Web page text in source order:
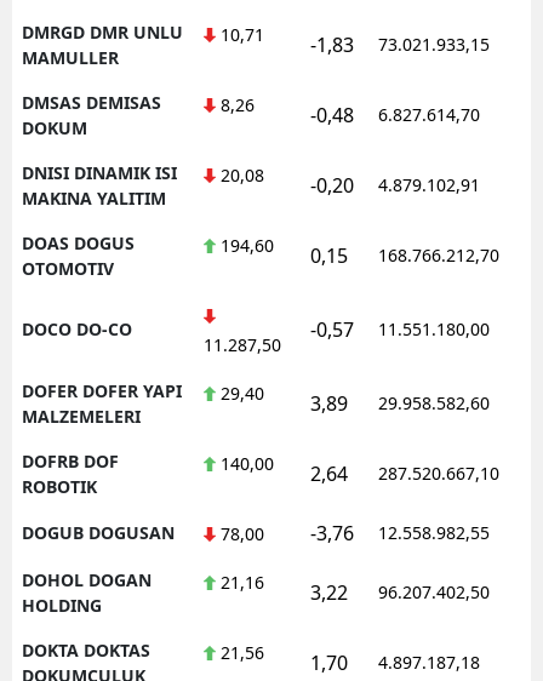
DMRGD DMR UNLU
MAMULLER
10,71 -1,83 73.021.933,15
DMSAS DEMISAS
DOKUM
8,26 -0,48 6.827.614,70
DNISI DINAMIK ISI
MAKINA YALITIM
20,08 -0,20 4.879.102,91
DOAS DOGUS
OTOMOTIV
194,60 0,15 168.766.212,70
DOCO DO-CO
11.287,50
-0,57 11.551.180,00
DOFER DOFER YAPI
MALZEMELERI
29,40 3,89 29.958.582,60
DOFRB DOF
ROBOTIK
140,00 2,64 287.520.667,10
DOGUB DOGUSAN 78,00 -3,76 12.558.982,55
DOHOL DOGAN
HOLDING
21,16 3,22 96.207.402,50
DOKTA DOKTAS
DOKUMCULUK
21,56 1,70 4.897.187,18